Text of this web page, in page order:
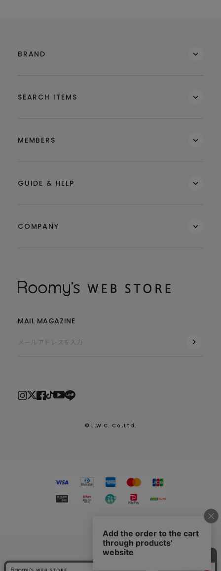
BRAND
SEARCH ITEMS
MEMBERS
GUIDE & HELP
COMPANY
MAIL MAGAZINE
© L.W.C. Co.,Ltd.